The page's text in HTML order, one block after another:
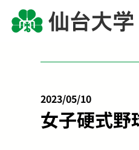
2023/05/10
女子硬式野